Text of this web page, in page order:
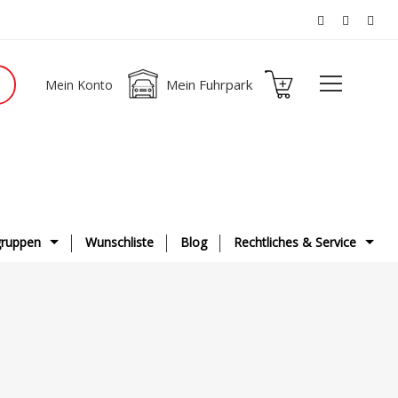
Mein Konto Mein Fuhrpark
Wunschliste Blog Rechtliches & Service